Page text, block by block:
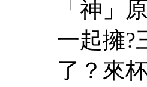
「神」
一起擁?
了？來